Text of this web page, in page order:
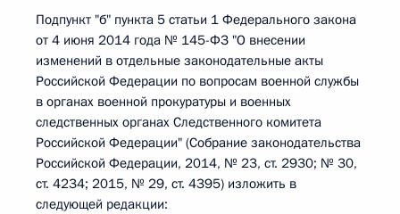
Подпункт "б" пункта 5 статьи 1 Федерального закона
от 4 июня 2014 года № 145-ФЗ "О внесении
изменений в отдельные законодательные акты
Российской Федерации по вопросам военной службы
в органах военной прокуратуры и военных
следственных органах Следственного комитета
Российской Федерации" (Собрание законодательства
Российской Федерации, 2014, № 23, ст. 2930; № 30,
ст. 4234; 2015, № 29, ст. 4395) изложить в
следующей редакции: